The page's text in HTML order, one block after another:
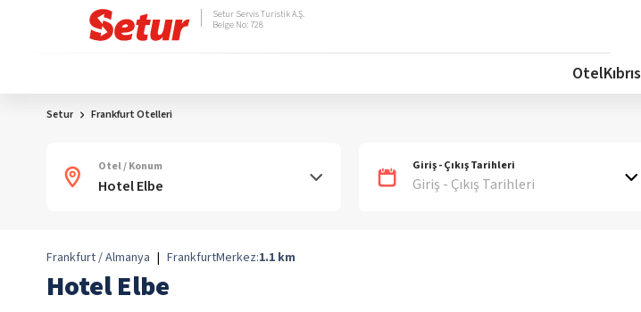
Setur Servis Turistik A.Ş.
Belge No: 728
OtelKıbrıs
Setur Frankfurt Otelleri
Otel / Konum Giriş - Çıkış Tarihleri
Giriş - Çıkış Tarihleri
Frankfurt / Almanya | FrankfurtMerkez:1.1 km
Hotel Elbe